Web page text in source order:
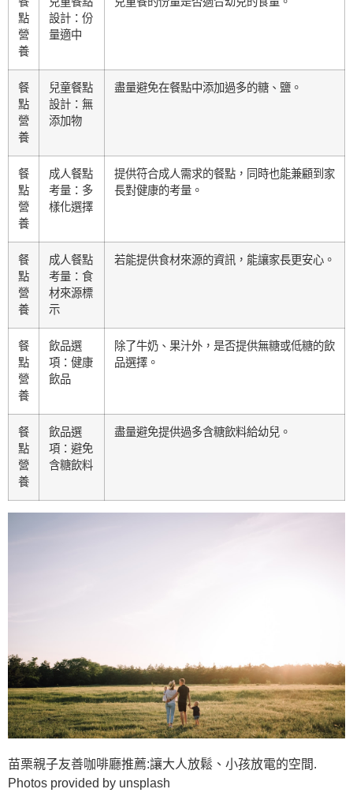
點
營
養
設計：份
量適中
餐
點
營
養
兒童餐點
設計：無
添加物
盡量避免在餐點中添加過多的糖、鹽。
餐
點
營
養
成人餐點
考量：多
樣化選擇
提供符合成人需求的餐點，同時也能兼顧到家
長對健康的考量。
餐
點
營
養
成人餐點
考量：食
材來源標
示
若能提供食材來源的資訊，能讓家長更安心。
餐
點
營
養
飲品選
項：健康
飲品
除了牛奶、果汁外，是否提供無糖或低糖的飲
品選擇。
餐
點
營
養
飲品選
項：避免
含糖飲料
盡量避免提供過多含糖飲料給幼兒。
苗栗親子友善咖啡廳推薦:讓大人放鬆、小孩放電的空間.
Photos provided by unsplash